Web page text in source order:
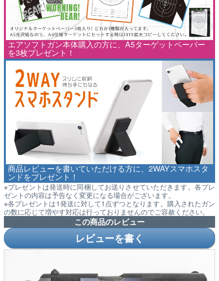
エアソフトガン本体購入の方に、A5ターゲットペーパー
を3枚プレゼント！
商品レビューを書いていただける方に、2WAYスマホスタ
ンドをプレゼント！
※プレゼントは発送時に同梱してお送りさせていただきます。各プレ
ゼントの内容は予告なく変更になる場合がございます。
※各プレゼントは1発送に対して1点ずつとなります。購入されたガン
の数に応じて増やす対応は行っておりませんのでご容赦ください。
この商品のレビュー
レビューを書く